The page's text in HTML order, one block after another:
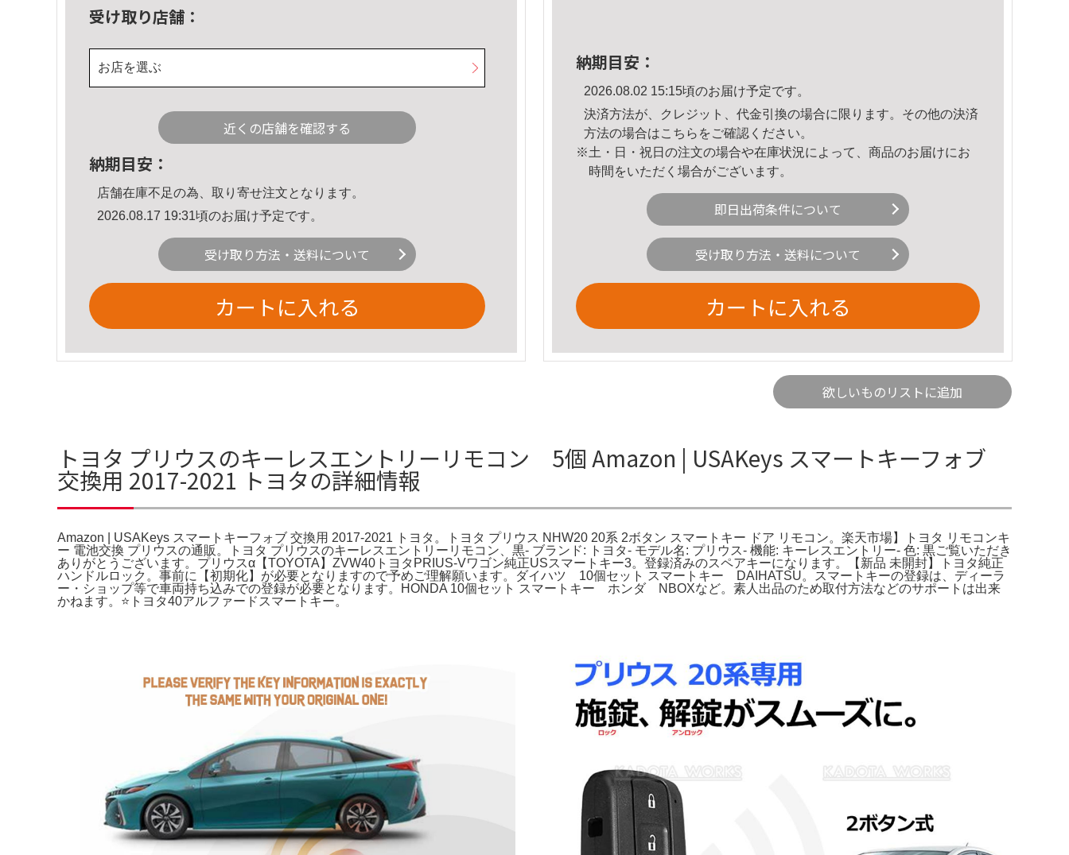
受け取り店舗：
お店を選ぶ
近くの店舗を確認する
納期目安：
店舗在庫不足の為、取り寄せ注文となります。
2026.08.17 19:31頃のお届け予定です。
受け取り方法・送料について
カートに入れる
納期目安：
2026.08.02 15:15頃のお届け予定です。
決済方法が、クレジット、代金引換の場合に限ります。その他の決済
方法の場合はこちら をご確認ください。
※土・日・祝日の注文の場合や在庫状況によって、商品のお届けにお
時間をいただく場合がございます。
即日出荷条件について
受け取り方法・送料について
カートに入れる
欲しいものリストに追加
トヨタ プリウスのキーレスエントリーリモコン 5個 Amazon | USAKeys スマートキーフォブ
交換用 2017-2021 トヨタの詳細情報
Amazon | USAKeys スマートキーフォブ 交換用 2017-2021 トヨタ。トヨタ プリウス NHW20 20系 2ボタン スマートキー ドア リモコン。楽天市場】トヨタ リモコンキ
ー 電池交換 プリウスの通販。トヨタ プリウスのキーレスエントリーリモコン、黒- ブランド: トヨタ- モデル名: プリウス- 機能: キーレスエントリー- 色: 黒ご覧いただき
ありがとうございます。プリウスα【TOYOTA】ZVW40トヨタPRIUS-Vワゴン純正USスマートキー3。登録済みのスペアキーになります。【新品 未開封】トヨタ純正
ハンドルロック。事前に【初期化】が必要となりますので予めご理解願います。ダイハツ 10個セット スマートキー DAIHATSU。スマートキーの登録は、ディーラ
ー・ショップ等で車両持ち込みでの登録が必要となります。HONDA 10個セット スマートキー ホンダ NBOXなど。素人出品のため取付方法などのサポートは出来
かねます。⭐️トヨタ40アルファードスマートキー。